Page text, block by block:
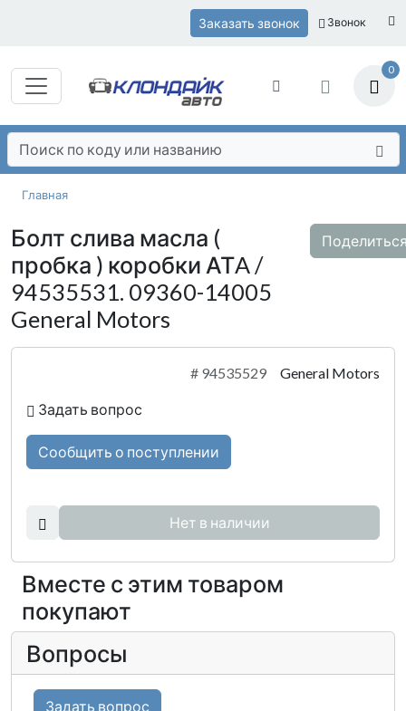
Заказать звонок Звонок
0
Главная
Болт слива масла (
пробка ) коробки АТA /
94535531. 09360-14005
General Motors
# 94535529 General Motors
Задать вопрос
Сообщить о поступлении
Нет в наличии
Вместе с этим товаром
покупают
Вопросы
Задать вопрос